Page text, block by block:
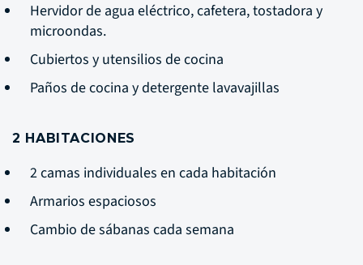
Hervidor de agua eléctrico, cafetera, tostadora y
microondas.
Cubiertos y utensilios de cocina
Paños de cocina y detergente lavavajillas
2 HABITACIONES
2 camas individuales en cada habitación
Armarios espaciosos
Cambio de sábanas cada semana